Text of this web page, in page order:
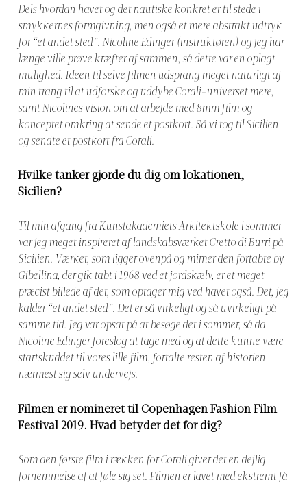
Dels hvordan havet og det nautiske konkret er til stede i
smykkernes formgivning, men også et mere abstrakt udtryk
for “et andet sted”. Nicoline Edinger (instruktøren) og jeg har
længe ville prøve kræfter af sammen, så dette var en oplagt
mulighed. Ideen til selve filmen udsprang meget naturligt af
min trang til at udforske og uddybe Corali-universet mere,
samt Nicolines vision om at arbejde med 8mm film og
konceptet omkring at sende et postkort. Så vi tog til Sicilien –
og sendte et postkort fra Corali.
Hvilke tanker gjorde du dig om lokationen,
Sicilien?
Til min afgang fra Kunstakademiets Arkitektskole i sommer
var jeg meget inspireret af landskabsværket Cretto di Burri på
Sicilien. Værket, som ligger ovenpå og mimer den fortabte by
Gibellina, der gik tabt i 1968 ved et jordskælv, er et meget
præcist billede af det, som optager mig ved havet også. Det, jeg
kalder “et andet sted”. Det er så virkeligt og så uvirkeligt på
samme tid. Jeg var opsat på at besøge det i sommer, så da
Nicoline Edinger foreslog at tage med og at dette kunne være
startskuddet til vores lille film, fortalte resten af historien
nærmest sig selv undervejs.
Filmen er nomineret til Copenhagen Fashion Film
Festival 2019. Hvad betyder det for dig?
Som den første film i rækken for Corali giver det en dejlig
fornemmelse af at føle sig set. Filmen er lavet med ekstremt få